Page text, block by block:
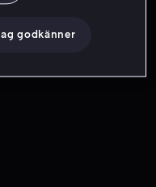
Jag godkänner